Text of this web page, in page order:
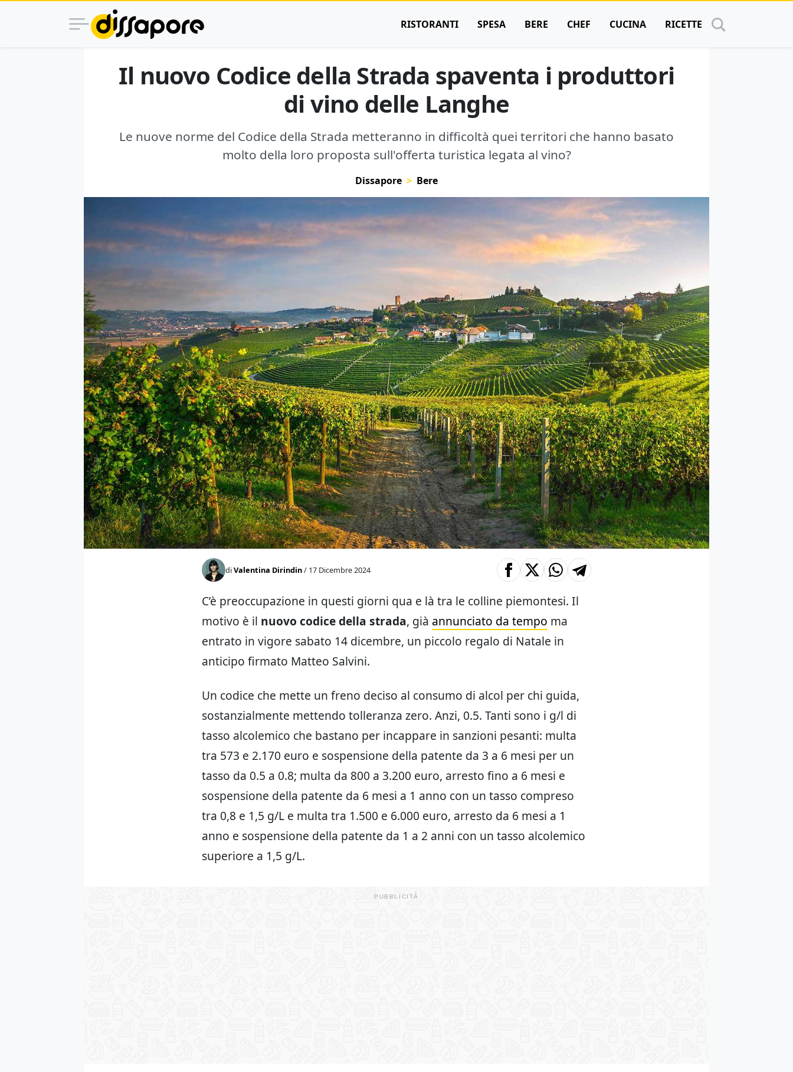
RISTORANTI SPESA BERE CHEF CUCINA RICETTE
Il nuovo Codice della Strada spaventa i produttori
di vino delle Langhe
Le nuove norme del Codice della Strada metteranno in difficoltà quei territori che hanno basato
molto della loro proposta sull'offerta turistica legata al vino?
Dissapore Bere
diValentina Dirindin/ 17 Dicembre 2024
C’è preoccupazione in questi giorni qua e là tra le colline piemontesi. Il
motivo è il nuovo codice della strada, già annunciato da tempo ma
entrato in vigore sabato 14 dicembre, un piccolo regalo di Natale in
anticipo firmato Matteo Salvini.
Un codice che mette un freno deciso al consumo di alcol per chi guida,
sostanzialmente mettendo tolleranza zero. Anzi, 0.5. Tanti sono i g/l di
tasso alcolemico che bastano per incappare in sanzioni pesanti: multa
tra 573 e 2.170 euro e sospensione della patente da 3 a 6 mesi per un
tasso da 0.5 a 0.8; multa da 800 a 3.200 euro, arresto fino a 6 mesi e
sospensione della patente da 6 mesi a 1 anno con un tasso compreso
tra 0,8 e 1,5 g/L e multa tra 1.500 e 6.000 euro, arresto da 6 mesi a 1
anno e sospensione della patente da 1 a 2 anni con un tasso alcolemico
superiore a 1,5 g/L.